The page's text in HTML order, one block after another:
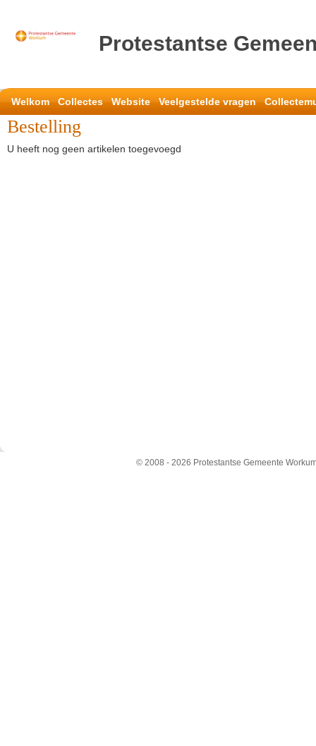
Protestantse
Welkom Collectes Website Veelgestelde vragen
Bestelling
U heeft nog geen artikelen toegevoegd
© 2008 - 2026 Protestantse Gemeente